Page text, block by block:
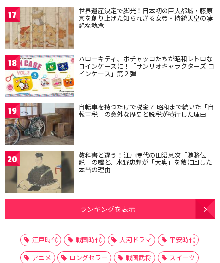
17 世界遺産決定で脚光！日本初の巨大都城・藤原
京を創り上げた知られざる女帝・持統天皇の凄
絶な執念
18 ハローキティ、ポチャッコたちが昭和レトロな
コインケースに！「サンリオキャラクターズ コ
インケース」第２弾
19 自転車を持つだけで税金？ 昭和まで続いた「自
転車税」の意外な歴史と脱税が横行した理由
20 教科書と違う！江戸時代の田沼意次「賄賂伝
説」の嘘と、水野忠邦が「大奥」を敵に回した
本当の理由
ランキングを表示
江戸時代 戦国時代 大河ドラマ
平安時代
アニメ
ロングセラー 戦国武将
スイーツ